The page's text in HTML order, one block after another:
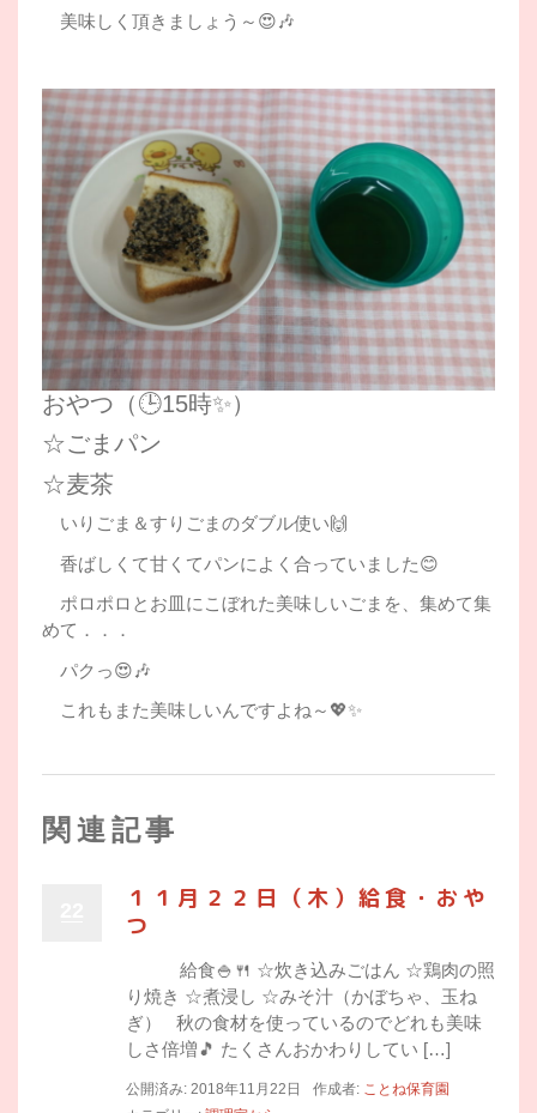
美味しく頂きましょう～😍🎶
おやつ（🕒15時✨）
☆ごまパン
☆麦茶
いりごま＆すりごまのダブル使い🙌
香ばしくて甘くてパンによく合っていました😊
ポロポロとお皿にこぼれた美味しいごまを、集めて集
めて．．．
パクっ😍🎶
これもまた美味しいんですよね～💖✨
関連記事
１１月２２日（木）給食・おや
つ
給食🍚🍴 ☆炊き込みごはん ☆鶏肉の照
り焼き ☆煮浸し ☆みそ汁（かぼちゃ、玉ね
ぎ） 秋の食材を使っているのでどれも美味
しさ倍増🎵 たくさんおかわりしてい […]
公開済み: 2018年11月22日 作成者: ことね保育園